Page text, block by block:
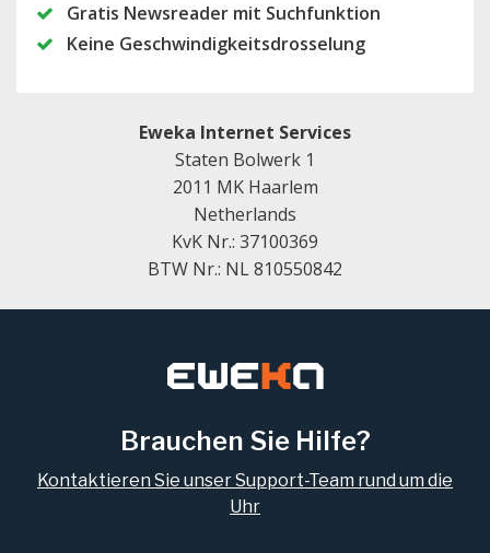
Gratis Newsreader mit Suchfunktion
Keine Geschwindigkeitsdrosselung
Eweka Internet Services
Staten Bolwerk 1
2011 MK Haarlem
Netherlands
KvK Nr.: 37100369
BTW Nr.: NL 810550842
Brauchen Sie Hilfe?
Kontaktieren Sie unser Support-Team rund um die
Uhr